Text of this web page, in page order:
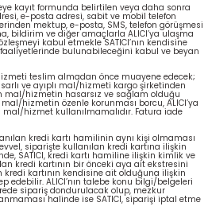
kayıt formunda belirtilen veya daha sonra
e-posta adresi, sabit ve mobil telefon
mektup, e-posta, SMS, telefon görüşmesi
bildirim ve diğer amaçlarla ALICI’ya ulaşma
kabul etmekle SATICI’nın kendisine
bulunabileceğini kabul ve beyan
teslim almadan önce muayene edecek;
ve ayıplı mal/hizmeti kargo şirketinden
mal/hizmetin hasarsız ve sağlam olduğu
hizmetin özenle korunması borcu, ALICI’ya
hizmet kullanılmamalıdır. Fatura iade
kredi kartı hamilinin aynı kişi olmaması
siparişte kullanılan kredi kartına ilişkin
SATICI, kredi kartı hamiline ilişkin kimlik ve
kredi kartının bir önceki aya ait ekstresini
kartının kendisine ait olduğuna ilişkin
edebilir. ALICI’nın talebe konu bilgi/belgeleri
sipariş dondurulacak olup, mezkur
halinde ise SATICI, siparişi iptal etme